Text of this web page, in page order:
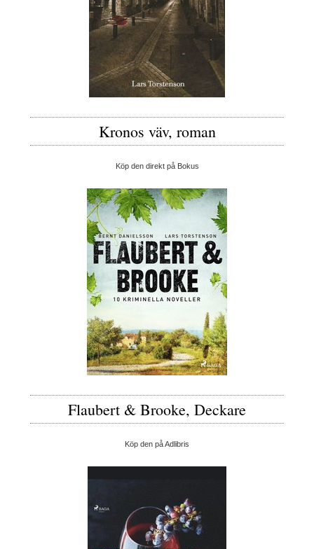
Kronos väv, roman
Köp den direkt på Bokus
Flaubert & Brooke, Deckare
Köp den på Adlibris